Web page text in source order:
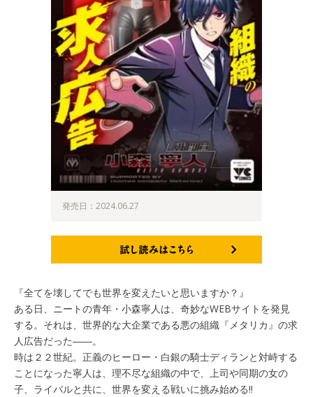
発売日：2024.06.27
『全てを壊してでも世界を変えたいと思いますか？』
ある日、ニートの青年・小森寧人は、奇妙なWEBサイトを発見
する。それは、世界的な大企業である悪の組織『メタリカ』の求
人広告だった――。
時は２２世紀。正義のヒーロー・白銀の騎士ディランと対峙する
ことになった寧人は、理不尽な組織の中で、上司や同期の女の
子、ライバルと共に、世界を変える戦いに挑み始める!!